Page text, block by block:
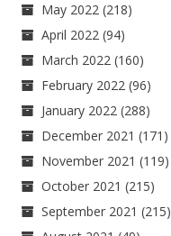
May 2022 (218)
April 2022 (94)
March 2022 (160)
February 2022 (96)
January 2022 (288)
December 2021 (171)
November 2021 (119)
October 2021 (215)
September 2021 (215)